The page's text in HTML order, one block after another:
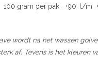
per pak, ±90 t/m ±
wordt na het wassen
af. Tevens is het kleuren